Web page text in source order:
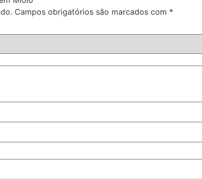
Campos obrigatórios são marcados com *